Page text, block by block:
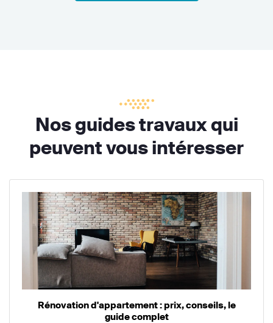
Nos guides travaux qui
peuvent vous intéresser
Rénovation d'appartement : prix, conseils, le
guide complet